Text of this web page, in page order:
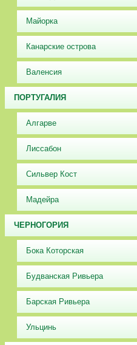
Майорка
Канарские острова
Валенсия
ПОРТУГАЛИЯ
Алгарве
Лиссабон
Сильвер Кост
Мадейра
ЧЕРНОГОРИЯ
Бока Которская
Будванская Ривьера
Барская Ривьера
Ульцинь